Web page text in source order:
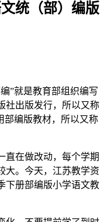
统（部）编版
”就是教育部组织编写
社出版发行，所以又称
部编版教材，所以又称
直在做改动，每个学期
大。今天，江苏教学资
下册部编版小学语文教